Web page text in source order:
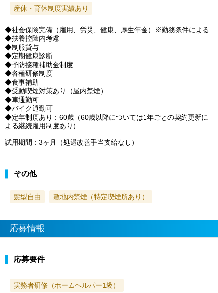
産休・育休制度実績あり
◆社会保険完備（雇用、労災、健康、厚生年金）※勤務条件による
◆扶養控除内考慮
◆制服貸与
◆定期健康診断
◆予防接種補助金制度
◆各種研修制度
◆食事補助
◆受動喫煙対策あり（屋内禁煙）
◆車通勤可
◆バイク通勤可
◆定年制度あり：60歳（60歳以降については1年ごとの契約更新に
よる継続雇用制度あり）
試用期間：3ヶ月（処遇改善手当支給なし）
その他
髪型自由 敷地内禁煙（特定喫煙所あり）
応募情報
応募要件
実務者研修（ホームヘルパー1級）